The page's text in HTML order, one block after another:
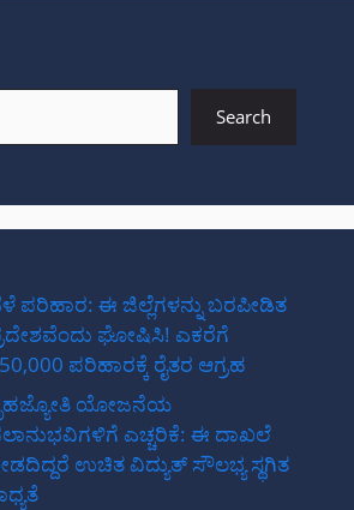
Search
ಪರಿಹಾರ: ಈ ಜಿಲ್ಲೆಗಳನ್ನು ಬರಪೀಡಿತ
ಘೋಷಿಸಿ! ಎಕರೆಗೆ
ಪರಿಹಾರಕ್ಕೆ ರೈತರ ಆಗ್ರಹ
ಯೋಜನೆಯ
ಎಚ್ಚರಿಕೆ: ಈ ದಾಖಲೆ
ಉಚಿತ ವಿದ್ಯುತ್ ಸೌಲಭ್ಯ ಸ್ಥಗಿತ